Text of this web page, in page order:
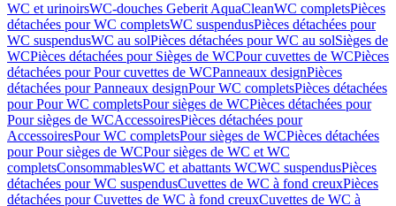
WC et urinoirsWC-douches Geberit AquaCleanWC completsPièces
détachées pour WC completsWC suspendusPièces détachées pour
WC suspendusWC au solPièces détachées pour WC au solSièges de
WCPièces détachées pour Sièges de WCPour cuvettes de WCPièces
détachées pour Pour cuvettes de WCPanneaux designPièces
détachées pour Panneaux designPour WC completsPièces détachées
pour Pour WC completsPour sièges de WCPièces détachées pour
Pour sièges de WCAccessoiresPièces détachées pour
AccessoiresPour WC completsPour sièges de WCPièces détachées
pour Pour sièges de WCPour sièges de WC et WC
completsConsommablesWC et abattants WCWC suspendusPièces
détachées pour WC suspendusCuvettes de WC à fond creuxPièces
détachées pour Cuvettes de WC à fond creuxCuvettes de WC à